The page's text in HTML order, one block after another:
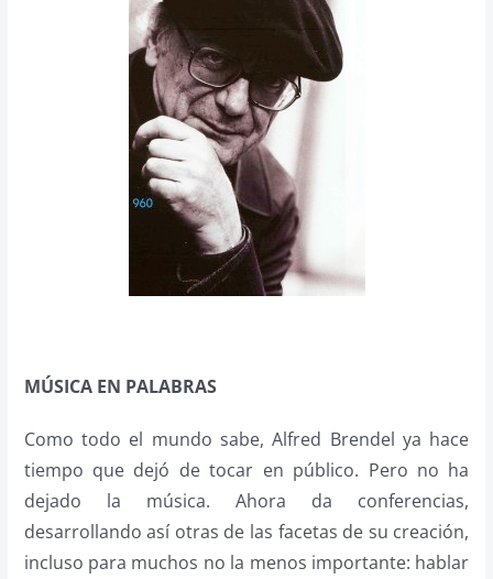
MÚSICA EN PALABRAS
Como todo el mundo sabe, Alfred Brendel ya hace
tiempo que dejó de tocar en público. Pero no ha
dejado la música. Ahora da conferencias,
desarrollando así otras de las facetas de su creación,
incluso para muchos no la menos importante: hablar